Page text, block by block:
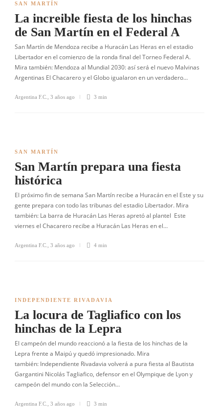
SAN MARTÍN
La increible fiesta de los hinchas
de San Martín en el Federal A
San Martín de Mendoza recibe a Huracán Las Heras en el estadio
Libertador en el comienzo de la ronda final del Torneo Federal A.
Mira también: Mendoza al Mundial 2030: así será el nuevo Malvinas
Argentinas El Chacarero y el Globo igualaron en un verdadero…
Argentina F.C. 3 años ago 3 min
SAN MARTÍN
San Martín prepara una fiesta
histórica
El próximo fin de semana San Martín recibe a Huracán en el Este y su
gente prepara con todo las tribunas del estadio Libertador. Mira
también: La barra de Huracán Las Heras apretó al plantel Este
viernes el Chacarero recibe a Huracán Las Heras en el…
Argentina F.C. 3 años ago 4 min
INDEPENDIENTE RIVADAVIA
La locura de Tagliafico con los
hinchas de la Lepra
El campeón del mundo reaccionó a la fiesta de los hinchas de la
Lepra frente a Maipú y quedó impresionado. Mira
también: Independiente Rivadavia volverá a pura fiesta al Bautista
Gargantini Nicolás Tagliafico, defensor en el Olympique de Lyon y
campeón del mundo con la Selección…
Argentina F.C. 3 años ago 3 min